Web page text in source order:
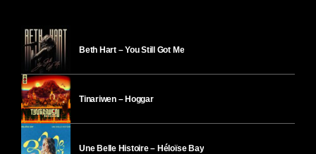
Beth Hart – You Still Got Me
Tinariwen – Hoggar
Une Belle Histoire – Héloïse Bay